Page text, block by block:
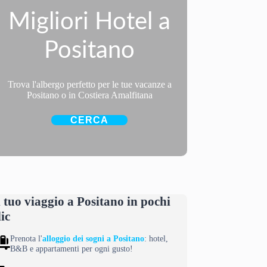
Migliori Hotel a
Positano
Trova l'albergo perfetto per le tue vacanze a
Positano o in Costiera Amalfitana
CERCA
viaggio a Positano in pochi
Prenota l'alloggio dei sogni a Positano: hotel,
B&B e appartamenti per ogni gusto!